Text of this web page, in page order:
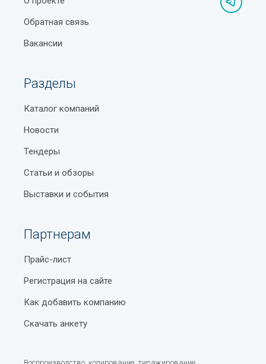
Обратная связь
Вакансии
Разделы
Каталог компаний
Новости
Тендеры
Статьи и обзоры
Выставки и события
Партнерам
Прайс-лист
Регистрация на сайте
Как добавить компанию
Скачать анкету